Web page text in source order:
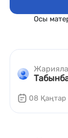
Осы
08 Қаңтар